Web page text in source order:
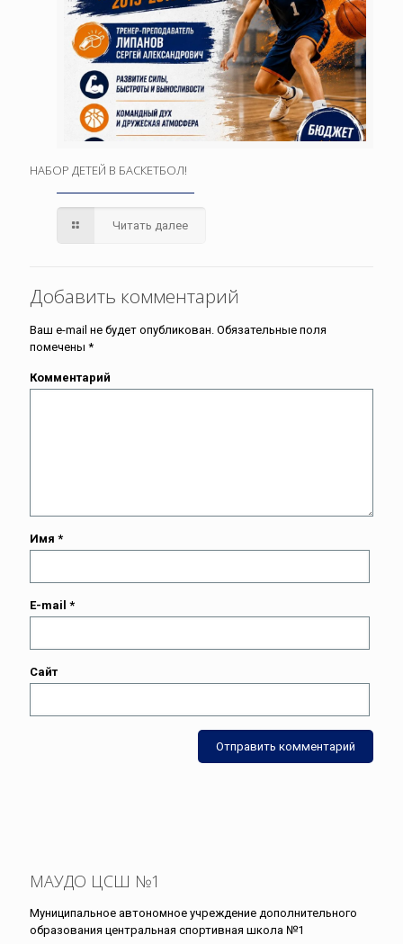
НАБОР ДЕТЕЙ В БАСКЕТБОЛ!
Читать далее
Добавить комментарий
Ваш e-mail не будет опубликован. Обязательные поля
помечены *
Комментарий
Имя *
E-mail *
Сайт
МАУДО ЦСШ №1
Муниципальное автономное учреждение дополнительного
образования центральная спортивная школа №1